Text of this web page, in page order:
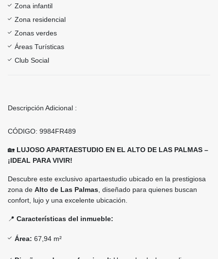
Zona infantil
Zona residencial
Zonas verdes
Áreas Turísticas
Club Social
Descripción Adicional :
CÓDIGO: 9984FR489
🏡 LUJOSO APARTAESTUDIO EN EL ALTO DE LAS PALMAS –
¡IDEAL PARA VIVIR!
Descubre este exclusivo apartaestudio ubicado en la prestigiosa
zona de Alto de Las Palmas , diseñado para quienes buscan
confort, lujo y una excelente ubicación.
📍 Características del inmueble:
Área: 67,94 m²